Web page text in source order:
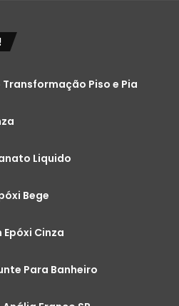
porcelanato liquido
Transformação Piso e Pia
Liquido
Bege
Cinza
Para Banheiro